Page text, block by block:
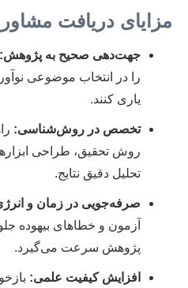
مزایای دریافت
جهت‌دهی صحیح به پژوهش:
را در انتخاب موضوعی
یاری کنند.
تخصص در روش‌شناسی:
روش تحقیق، طراحی
تحلیل دقیق نتایج.
صرفه‌جویی در زمان و
آزمون و خطاهای بیهوده
پژوهش سرعت می‌گیرد.
افزایش کیفیت علمی: